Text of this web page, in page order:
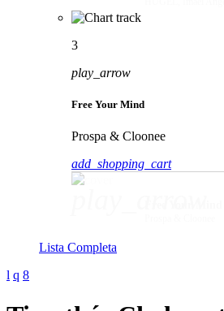
3
play_arrow
Free Your Mind
Prospa & Cloonee
add_shopping_cart
Lista Completa